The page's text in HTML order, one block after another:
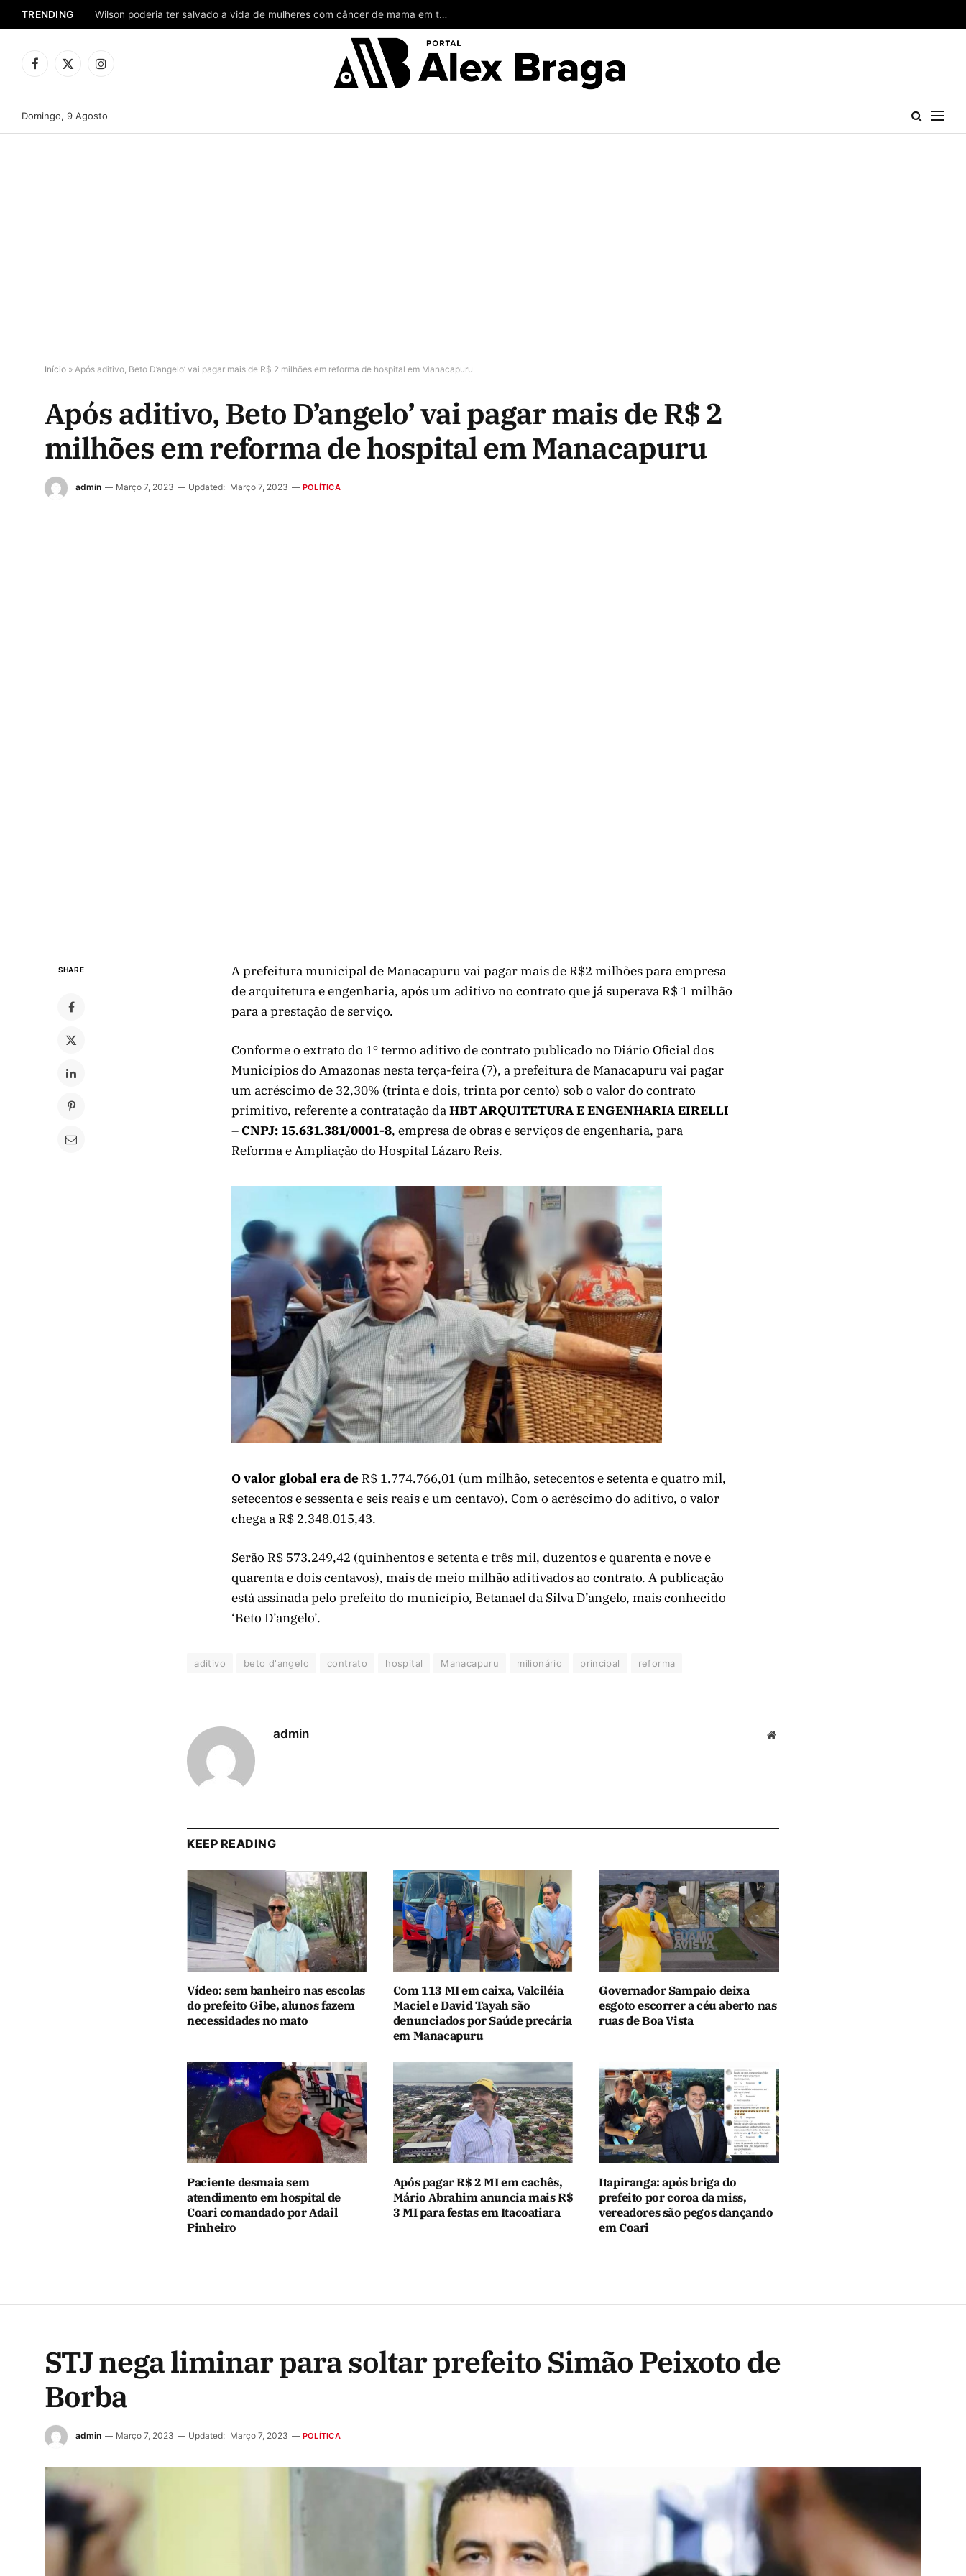
TRENDING Wilson poderia ter salvado a vida de mulheres com câncer de mama em todo o Amazonas
Facebook
X
Instagram
Domingo, 9 Agosto
Início » Após aditivo, Beto D’angelo’ vai pagar mais de R$ 2 milhões em reforma de hospital em Manacapuru
Após aditivo, Beto D’angelo’ vai pagar mais de R$ 2
milhões em reforma de hospital em Manacapuru
admin Março 7, 2023 Updated: Março 7, 2023 POLÍTICA
SHARE
A prefeitura municipal de Manacapuru vai pagar mais de R$2 milhões para empresa
de arquitetura e engenharia, após um aditivo no contrato que já superava R$ 1 milhão
para a prestação de serviço.
Conforme o extrato do 1º termo aditivo de contrato publicado no Diário Oficial dos
Municípios do Amazonas nesta terça-feira (7), a prefeitura de Manacapuru vai pagar
um acréscimo de 32,30% (trinta e dois, trinta por cento) sob o valor do contrato
primitivo, referente a contratação daHBT ARQUITETURA E ENGENHARIA EIRELLI
– CNPJ: 15.631.381/0001-8, empresa de obras e serviços de engenharia, para
Reforma e Ampliação do Hospital Lázaro Reis.
O valor global era de R$ 1.774.766,01 (um milhão, setecentos e setenta e quatro mil,
setecentos e sessenta e seis reais e um centavo). Com o acréscimo do aditivo, o valor
chega a R$ 2.348.015,43.
Serão R$ 573.249,42 (quinhentos e setenta e três mil, duzentos e quarenta e nove e
quarenta e dois centavos), mais de meio milhão aditivados ao contrato. A publicação
está assinada pelo prefeito do município, Betanael da Silva D’angelo, mais conhecido
‘Beto D’angelo’.
aditivo beto d'angelo contrato hospital Manacapuru milionário principal reforma
admin Website
KEEP READING
Vídeo: sem banheiro nas escolas
do prefeito Gibe, alunos fazem
necessidades no mato
Com 113 MI em caixa, Valciléia
Maciel e David Tayah são
denunciados por Saúde precária
em Manacapuru
Governador Sampaio deixa
esgoto escorrer a céu aberto nas
ruas de Boa Vista
Paciente desmaia sem
atendimento em hospital de
Coari comandado por Adail
Pinheiro
Após pagar R$ 2 MI em cachês,
Mário Abrahim anuncia mais R$
3 MI para festas em Itacoatiara
Itapiranga: após briga do
prefeito por coroa da miss,
vereadores são pegos dançando
em Coari
STJ nega liminar para soltar prefeito Simão Peixoto de
Borba
admin Março 7, 2023 Updated: Março 7, 2023 POLÍTICA